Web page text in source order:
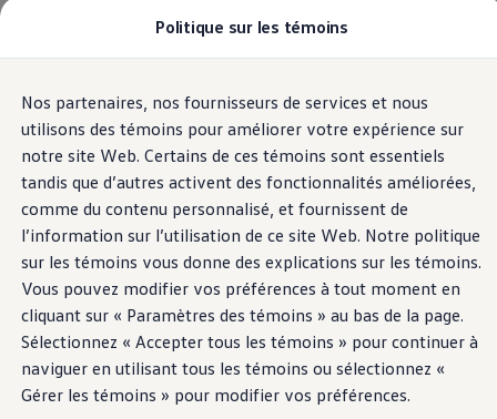
Politique sur les témoins
Nos partenaires, nos fournisseurs de services et nous
utilisons des témoins pour améliorer votre expérience sur
notre site Web. Certains de ces témoins sont essentiels
tandis que d’autres activent des fonctionnalités améliorées,
comme du contenu personnalisé, et fournissent de
l’information sur l’utilisation de ce site Web. Notre politique
sur les témoins vous donne des explications sur les témoins.
Vous pouvez modifier vos préférences à tout moment en
cliquant sur « Paramètres des témoins » au bas de la page.
Sélectionnez « Accepter tous les témoins » pour continuer à
naviguer en utilisant tous les témoins ou sélectionnez «
Gérer les témoins » pour modifier vos préférences.
Passer
au
contenu
principal
Passer
au
pied
de
page
Modèles et offres
Comparez nos véhicules
Pourquoi un véhicule d’occasion certifié
Programmes d’entretien prépayé
Achetez des articles
Garanties et assistance routière
Pourquoi VW
Coût d'utilisation
Modèles et offres
Commandites et partenariats
À propos de Volkswagen
Services financiers
Étapes pour le financement d’une VW
Volkswagen Protection Plusᴹᴰ
Assurance VW
Fin de location
Mon compte